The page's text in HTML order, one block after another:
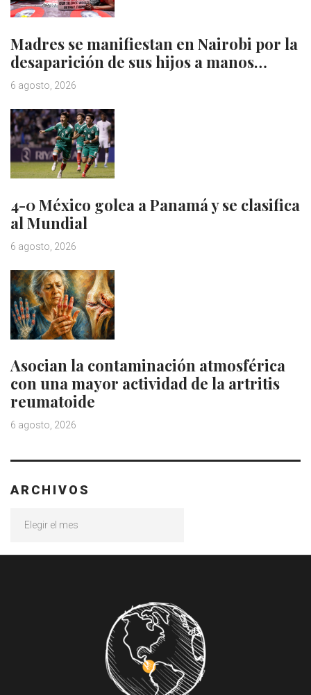
Madres se manifiestan en Nairobi por la
desaparición de sus hijos a manos…
6 agosto, 2026
4-0 México golea a Panamá y se clasifica
al Mundial
6 agosto, 2026
Asocian la contaminación atmosférica
con una mayor actividad de la artritis
reumatoide
6 agosto, 2026
ARCHIVOS